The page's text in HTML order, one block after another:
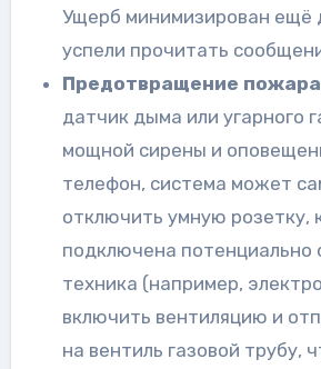
Ущерб минимизирован ещё
успели прочитать
Предотвращение
датчик дыма или угарного
мощной сирены и
телефон, система может
отключить умную розетку,
подключена потенциально
техника (например,
включить вентиляцию и
на вентиль газовой трубу,